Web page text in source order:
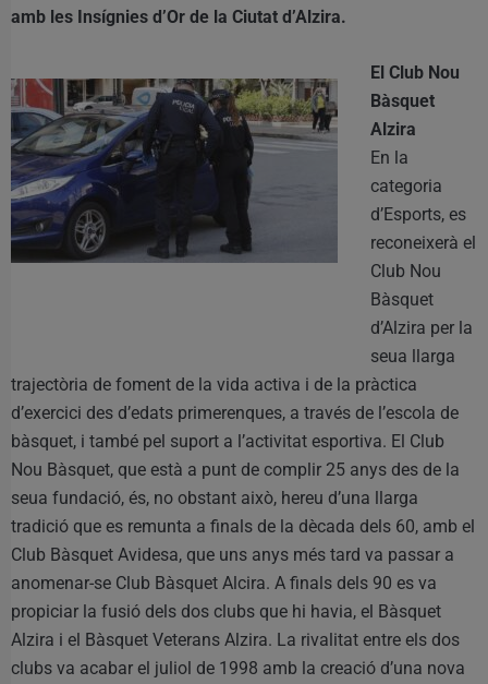
amb les Insígnies d’Or de la Ciutat d’Alzira.
El Club Nou
Bàsquet
Alzira
En la
categoria
d’Esports, es
reconeixerà el
Club Nou
Bàsquet
d’Alzira per la
seua llarga
trajectòria de foment de la vida activa i de la pràctica
d’exercici des d’edats primerenques, a través de l’escola de
bàsquet, i també pel suport a l’activitat esportiva. El Club
Nou Bàsquet, que està a punt de complir 25 anys des de la
seua fundació, és, no obstant això, hereu d’una llarga
tradició que es remunta a finals de la dècada dels 60, amb el
Club Bàsquet Avidesa, que uns anys més tard va passar a
anomenar-se Club Bàsquet Alcira. A finals dels 90 es va
propiciar la fusió dels dos clubs que hi havia, el Bàsquet
Alzira i el Bàsquet Veterans Alzira. La rivalitat entre els dos
clubs va acabar el juliol de 1998 amb la creació d’una nova